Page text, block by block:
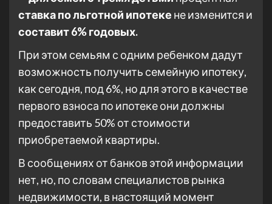
ставка по льготной ипотеке не изменится и
составит 6% годовых.
При этом семьям с одним ребенком дадут
возможность получить семейную ипотеку,
как сегодня, под 6%, но для этого в качестве
первого взноса по ипотеке они должны
предоставить 50% от стоимости
приобретаемой квартиры.
В сообщениях от банков этой информации
нет, но, по словам специалистов рынка
недвижимости, в настоящий момент